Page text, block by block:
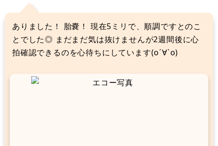
ありました！ 胎嚢！ 現在5ミリで、順調ですとのこ
とでした◎ まだまだ気は抜けませんが2週間後に心
拍確認できるのを心待ちにしています(о´∀`о)